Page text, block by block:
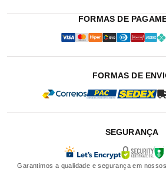
FORMAS DE
FORMAS DE
SEGURANÇA
Garantimos a qualidade e segurança em